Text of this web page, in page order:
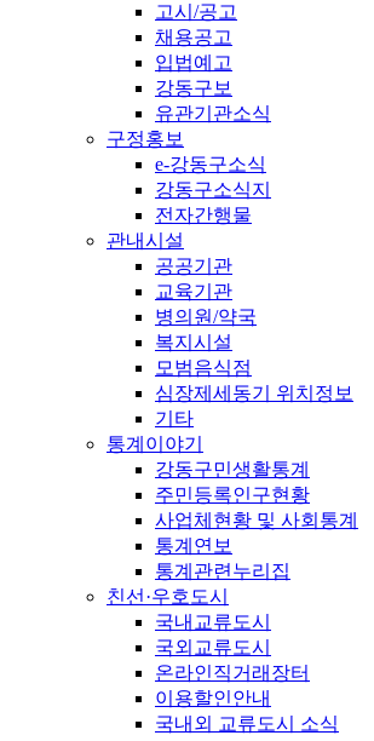
고시/공고
채용공고
입법예고
강동구보
유관기관소식
구정홍보
e-강동구소식
강동구소식지
전자간행물
관내시설
공공기관
교육기관
병의원/약국
복지시설
모범음식점
심장제세동기 위치정보
기타
통계이야기
강동구민생활통계
주민등록인구현황
사업체현황 및 사회통계
통계연보
통계관련누리집
친선·우호도시
국내교류도시
국외교류도시
온라인직거래장터
이용할인안내
국내외 교류도시 소식